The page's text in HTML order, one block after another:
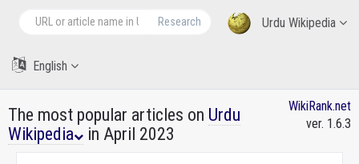
Urdu Wikipedia
Research
English
The most popular articles on Urdu
Wikipedia
in April 2023
WikiRank.net
ver. 1.6.3